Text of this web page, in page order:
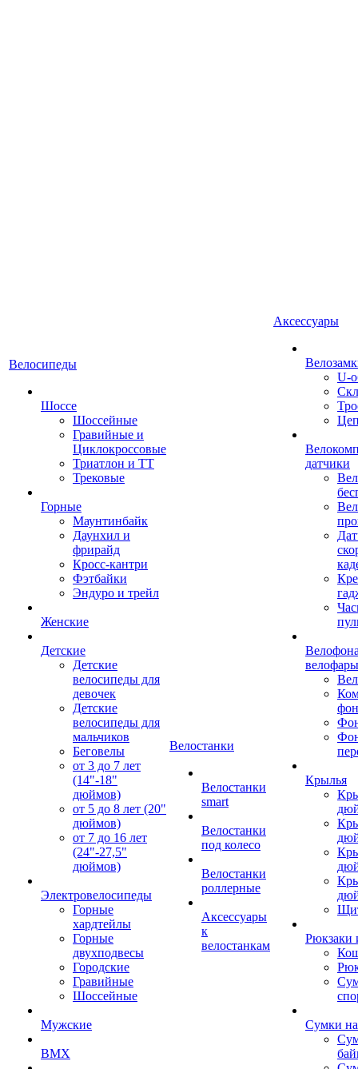
Велосипеды
Шоссе
Шоссейные
Гравийные и
Циклокроссовые
Триатлон и ТТ
Трековые
Горные
Маунтинбайк
Даунхил и
фрирайд
Кросс-кантри
Фэтбайки
Эндуро и трейл
Женские
Детские
Детские
велосипеды для
девочек
Детские
велосипеды для
мальчиков
Беговелы
от 3 до 7 лет
(14"-18"
дюймов)
от 5 до 8 лет (20"
дюймов)
от 7 до 16 лет
(24"-27,5"
дюймов)
Электровелосипеды
Горные
хардтейлы
Горные
двухподвесы
Городские
Гравийные
Шоссейные
Мужские
BMX
Велостанки
Велостанки
smart
Велостанки
под колесо
Велостанки
роллерные
Аксессуары
к
велостанкам
Аксессуары
U-
датчики
велофары
Крылья
Рюкзаки
Сумки